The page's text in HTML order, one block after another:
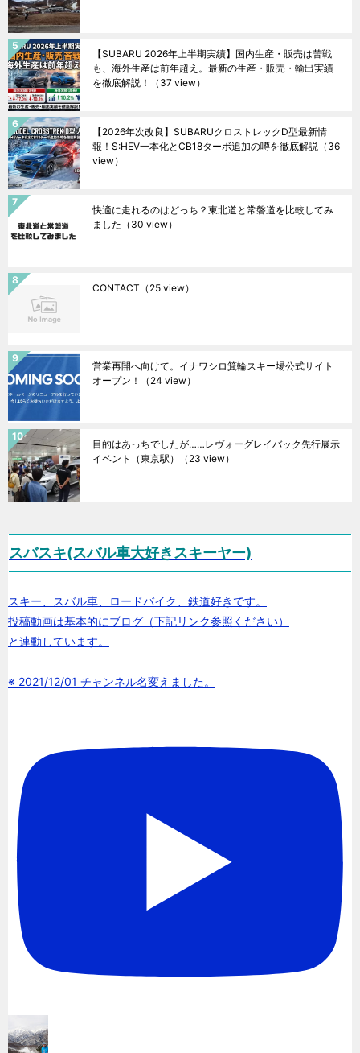
【SUBARU 2026年上半期実績】国内生産・販売は苦戦
も、海外生産は前年超え。最新の生産・販売・輸出実績
を徹底解説！
（37 view）
【2026年次改良】SUBARUクロストレックD型最新情
報！S:HEV一本化とCB18ターボ追加の噂を徹底解説 （36
view）
快適に走れるのはどっち？東北道と常磐道を比較してみ
ました （30 view）
CONTACT （25 view）
営業再開へ向けて。イナワシロ箕輪スキー場公式サイト
オープン！
（24 view）
目的はあっちでしたが……レヴォーグレイバック先行展示
イベント（東京駅）
（23 view）
スバスキ(スバル車大好きスキーヤー)
スキー、スバル車、ロードバイク、鉄道好きです。
投稿動画は基本的にブログ（下記リンク参照ください）
と連動しています。
※ 2021/12/01 チャンネル名変えました。